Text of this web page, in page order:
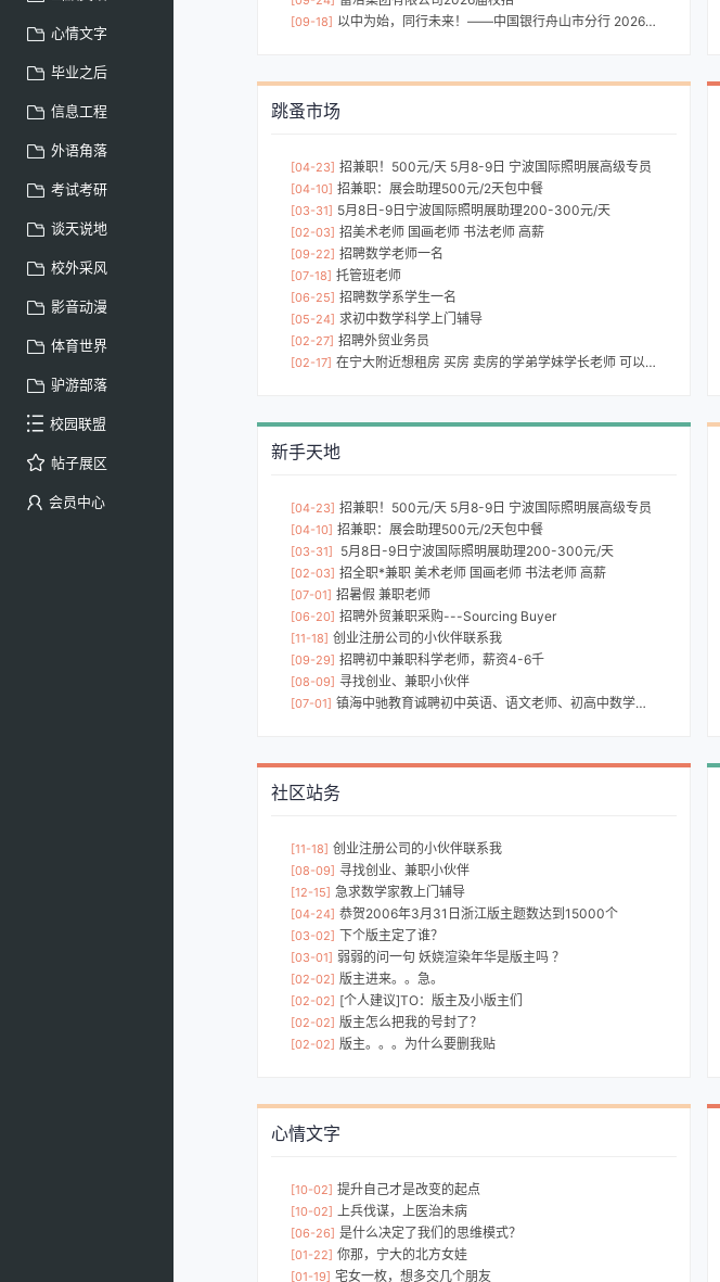
心情文字
毕业之后
信息工程
外语角落
考试考研
谈天说地
校外采风
影音动漫
体育世界
驴游部落
校园联盟
帖子展区
会员中心
[09-18] 以中为始，同行未来！——中国银行舟山市分行 2026年校园招聘公告
跳蚤市场
[04-23] 招兼职！500元/天 5月8-9日 宁波国际照明展高级专员
[04-10] 招兼职：展会助理500元/2天包中餐
[03-31] 5月8日-9日宁波国际照明展助理200-300元/天
[02-03] 招美术老师 国画老师 书法老师 高薪
[09-22] 招聘数学老师一名
[07-18] 托管班老师
[06-25] 招聘数学系学生一名
[05-24] 求初中数学科学上门辅导
[02-27] 招聘外贸业务员
[02-17] 在宁大附近想租房 买房 卖房的学弟学妹学长老师 可以联系我！
新手天地
[04-23] 招兼职！500元/天 5月8-9日 宁波国际照明展高级专员
[04-10] 招兼职：展会助理500元/2天包中餐
[03-31] 5月8日-9日宁波国际照明展助理200-300元/天
[02-03] 招全职*兼职 美术老师 国画老师 书法老师 高薪
[07-01] 招暑假 兼职老师
[06-20] 招聘外贸兼职采购---Sourcing Buyer
[11-18] 创业注册公司的小伙伴联系我
[09-29] 招聘初中兼职科学老师，薪资4-6千
[08-09] 寻找创业、兼职小伙伴
[07-01] 镇海中驰教育诚聘初中英语、语文老师、初高中数学、物理、化学。
社区站务
[11-18] 创业注册公司的小伙伴联系我
[08-09] 寻找创业、兼职小伙伴
[12-15] 急求数学家教上门辅导
[04-24] 恭贺2006年3月31日浙江版主题数达到15000个
[03-02] 下个版主定了谁？
[03-01] 弱弱的问一句 妖娆渲染年华是版主吗 ？
[02-02] 版主进来。。急。
[02-02] [个人建议]TO：版主及小版主们
[02-02] 版主怎么把我的号封了？
[02-02] 版主。。。为什么要删我贴
心情文字
[10-02] 提升自己才是改变的起点
[10-02] 上兵伐谋，上医治未病
[06-26] 是什么决定了我们的思维模式？
[01-22] 你那，宁大的北方女娃
[01-19] 宅女一枚，想多交几个朋友